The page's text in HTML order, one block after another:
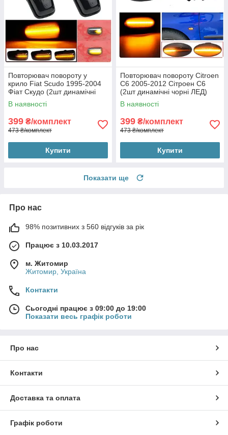
Повторювач повороту у
крило Fiat Scudo 1995-2004
Фіат Скудо (2шт динамічні
чорні ЛЕД)
В наявності
399 ₴/комплект
473 ₴/комплект
Купити
Повторювач повороту Citroen
C6 2005-2012 Сітроен С6
(2шт динамічні чорні ЛЕД)
В наявності
399 ₴/комплект
473 ₴/комплект
Купити
Показати ще
Про нас
98% позитивних з 560 відгуків за рік
Працює з 10.03.2017
м. Житомир
Житомир, Україна
Контакти
Сьогодні працює з 09:00 до 19:00
Показати весь графік роботи
Про нас
Контакти
Доставка та оплата
Графік роботи